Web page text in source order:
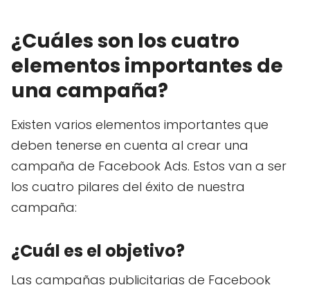
¿Cuáles son los cuatro
elementos importantes de
una campaña?
Existen varios elementos importantes que
deben tenerse en cuenta al crear una
campaña de Facebook Ads. Estos van a ser
los cuatro pilares del éxito de nuestra
campaña:
¿Cuál es el objetivo?
Las campañas publicitarias de Facebook